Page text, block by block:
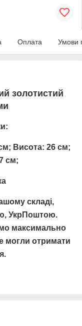
Оплата Умови
золотистий
Висота: 26 см;
см;
складі,
УкрПоштою.
максимально
могли отримати